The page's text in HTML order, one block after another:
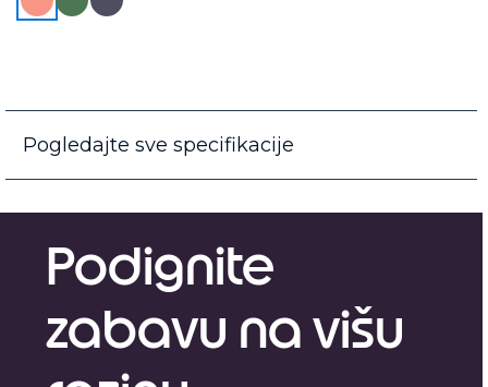
Pogledajte sve specifikacije
Podignite
zabavu na višu